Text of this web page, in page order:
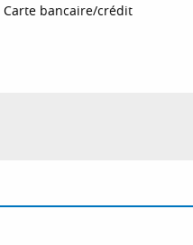
Carte bancaire/crédit